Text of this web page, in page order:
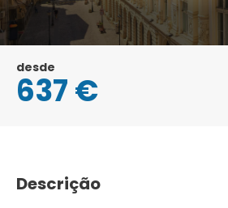
desde
637 €
Descrição